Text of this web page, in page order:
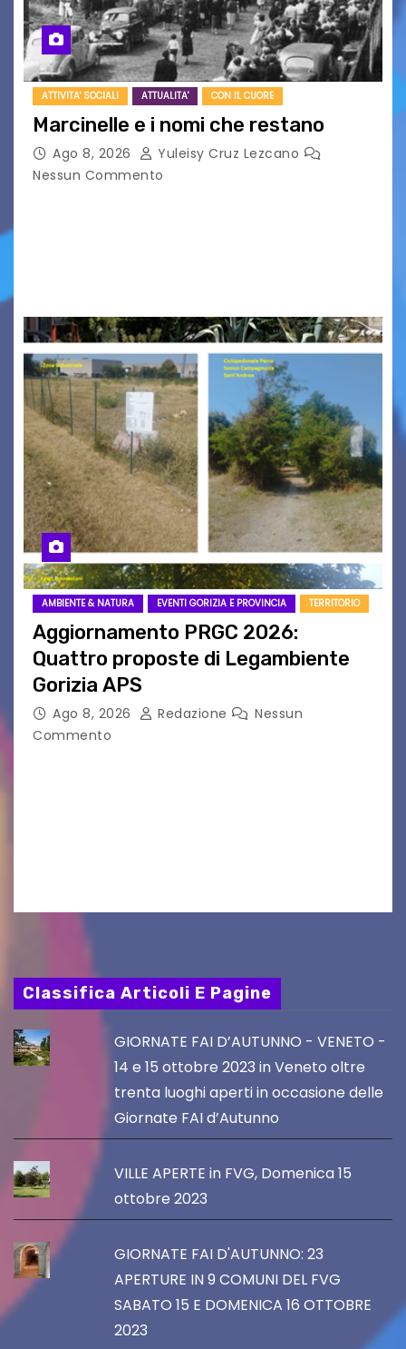
ATTIVITA' SOCIALI ATTUALITA' CON IL CUORE
Marcinelle e i nomi che restano
Ago 8, 2026
Yuleisy Cruz Lezcano
Nessun Commento
AMBIENTE & NATURA EVENTI GORIZIA E PROVINCIA TERRITORIO
Aggiornamento PRGC 2026:
Quattro proposte di Legambiente
Gorizia APS
Ago 8, 2026 Redazione
Nessun
Commento
Classifica Articoli E Pagine
GIORNATE FAI D’AUTUNNO - VENETO -
14 e 15 ottobre 2023 in Veneto oltre
trenta luoghi aperti in occasione delle
Giornate FAI d’Autunno
VILLE APERTE in FVG, Domenica 15
ottobre 2023
GIORNATE FAI D'AUTUNNO: 23
APERTURE IN 9 COMUNI DEL FVG
SABATO 15 E DOMENICA 16 OTTOBRE
2023